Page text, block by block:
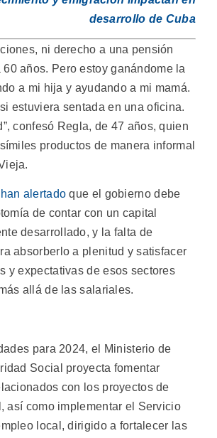
desarrollo de Cuba
ni derecho a una pensión
años. Pero estoy ganándome la
a mi hija y ayudando a mi mamá.
estuviera sentada en una oficina.
confesó Regla, de 47 años, quien
productos de manera informal
han alertado que el gobierno debe
de contar con un capital
desarrollado, y la falta de
absorberlo a plenitud y satisfacer
y expectativas de esos sectores
allá de las salariales.
para 2024, el Ministerio de
Social proyecta fomentar
con los proyectos de
así como implementar el Servicio
local, dirigido a fortalecer las